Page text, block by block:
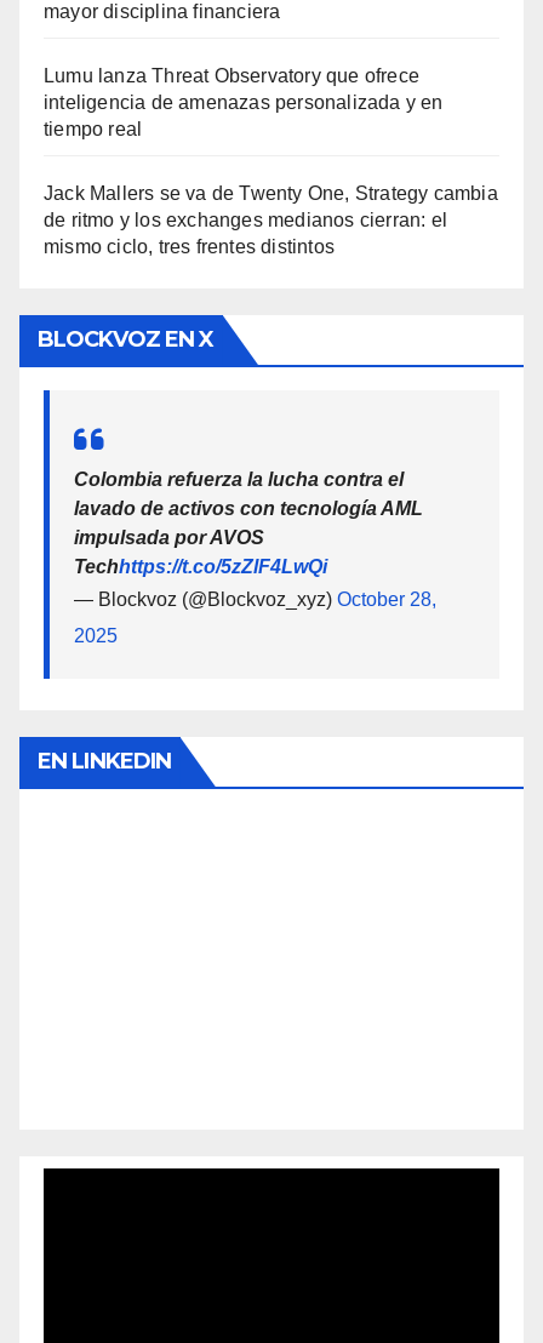
mayor disciplina financiera
Lumu lanza Threat Observatory que ofrece
inteligencia de amenazas personalizada y en
tiempo real
Jack Mallers se va de Twenty One, Strategy cambia
de ritmo y los exchanges medianos cierran: el
mismo ciclo, tres frentes distintos
BLOCKVOZ EN X
Colombia refuerza la lucha contra el
lavado de activos con tecnología AML
impulsada por AVOS
Techhttps://t.co/5zZlF4LwQi
— Blockvoz (@Blockvoz_xyz) October 28,
2025
EN LINKEDIN